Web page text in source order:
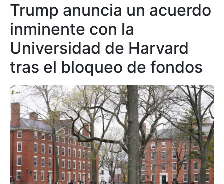
Trump anuncia un acuerdo
inminente con la
Universidad de Harvard
tras el bloqueo de fondos